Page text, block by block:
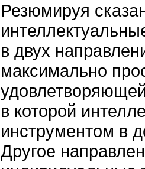
Резюмируя
в двух
максимально
в которой
инструментом в
Другое